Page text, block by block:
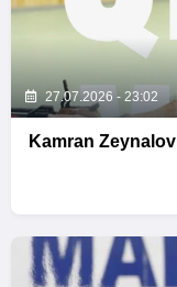
27.07.2026 - 23:02
Kamran